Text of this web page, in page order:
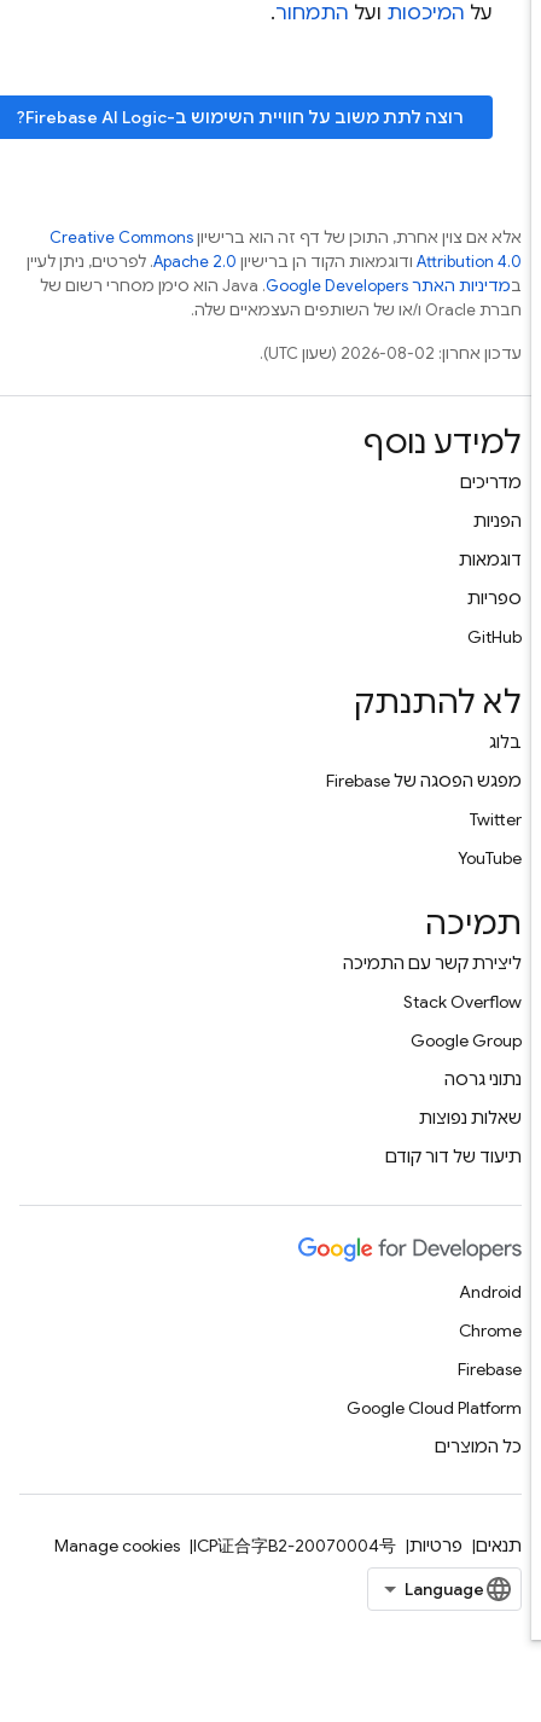
עלהמיכסותועלהתמחור.
רוצה לתת משוב על חוויית השימוש ב-Firebase AI Logic
?
אלא אם צוין אחרת, התוכן של דף זה הוא ברישיוןCreative Commons
Attribution 4.0ודוגמאות הקוד הן ברישיוןApache 2.0. לפרטים, ניתן לעיין
מדיניות האתר Google Developers‏
.‏ Java הוא סימן מסחרי רשום של
חברת Oracle ו/או של השותפים העצמאיים שלה.
עדכון אחרון: 2026-08-02 (שעון UTC).
למידע נוסף
מדריכים
הפניות
דוגמאות
ספריות
GitHub
לא להתנתק
בלוג
מפגש הפסגה של Firebase
Twitter
YouTube
תמיכה
ליצירת קשר עם התמיכה
Stack Overflow
Google Group
נתוני גרסה
שאלות נפוצות
תיעוד של דור קודם
Android
Chrome
Firebase
Google Cloud Platform
כל המוצרים
תנאים פרטיות ICP证合字B2-20070004号
Manage cookies